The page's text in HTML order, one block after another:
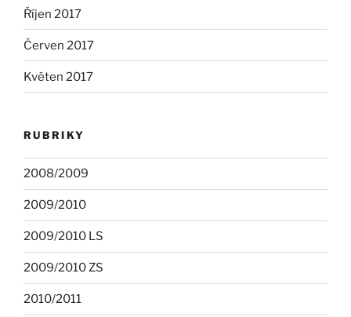
Říjen 2017
Červen 2017
Květen 2017
RUBRIKY
2008/2009
2009/2010
2009/2010 LS
2009/2010 ZS
2010/2011